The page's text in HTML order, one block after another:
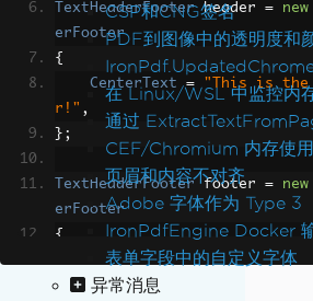
CSP和CNG签名
PDF到图像中的透明度和
在 Linux/WSL 中监控内
通过
CEF/Chromium 内存使
页眉和内容不对齐
Adobe 字体作为 Type 3
IronPdfEngine Docker
表单字段中的自定义字体
异常消息
TextHeaderFooter header = new
erFooter
{
CenterText
=
"This is the
r!" ,
};
TextHeaderFooter footer = new
erFooter
{
CenterText
=
"This is the
r!",